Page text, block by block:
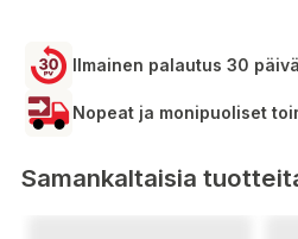
Ilmainen palautus 30
Nopeat ja monipuoliset
Samankaltaisia